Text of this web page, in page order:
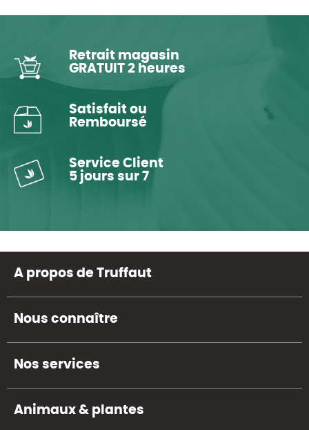
Retrait magasin
GRATUIT 2 heures
Satisfait ou
Remboursé
Service Client
5 jours sur 7
A propos de Truffaut
Nous connaître
Nos services
Animaux & plantes